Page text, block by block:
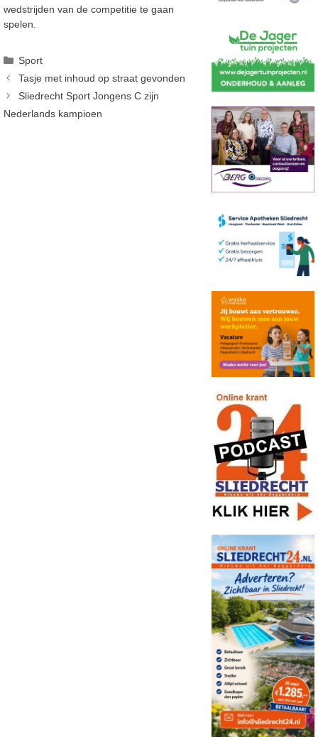
wedstrijden van de competitie te gaan
spelen.
Categorieën
Sport
Tasje met inhoud op straat gevonden
Sliedrecht Sport Jongens C zijn
Nederlands kampioen